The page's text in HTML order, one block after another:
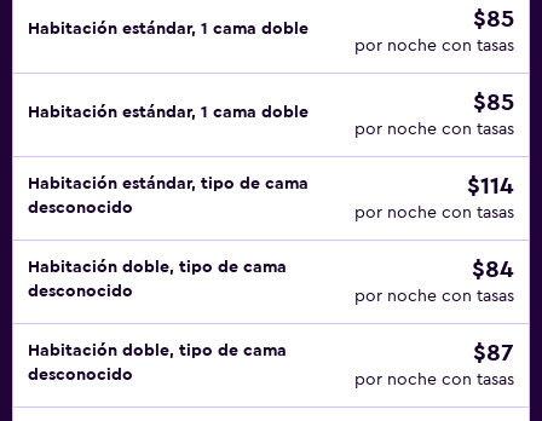
Habitación estándar, 1 cama doble $85
por noche con tasas
Habitación estándar, 1 cama doble $85
por noche con tasas
Habitación estándar, tipo de cama
desconocido
$114
por noche con tasas
Habitación doble, tipo de cama
desconocido
$84
por noche con tasas
Habitación doble, tipo de cama
desconocido
$87
por noche con tasas